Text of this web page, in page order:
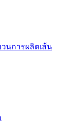
นการผลิตเส้น